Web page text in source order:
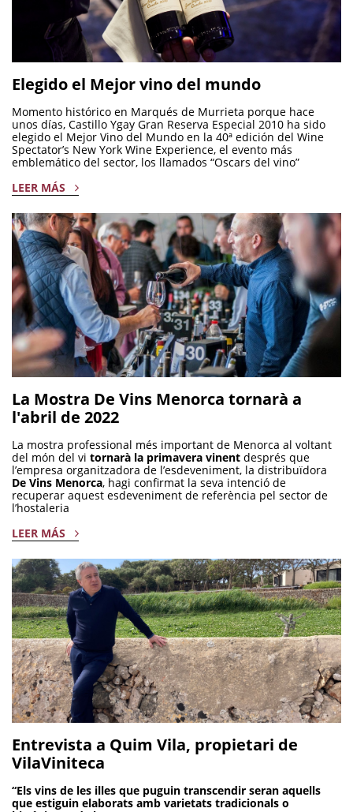
Elegido el Mejor vino del mundo
Momento histórico en Marqués de Murrieta porque hace
unos días, Castillo Ygay Gran Reserva Especial 2010 ha sido
elegido el Mejor Vino del Mundo en la 40ª edición del Wine
Spectator’s New York Wine Experience, el evento más
emblemático del sector, los llamados “Oscars del vino”
LEER MÁS
La Mostra De Vins Menorca tornarà a
l'abril de 2022
La mostra professional més important de Menorca al voltant
del món del vi tornarà la primavera vinent després que
l’empresa organitzadora de l’esdeveniment, la distribuïdora
De Vins Menorca, hagi confirmat la seva intenció de
recuperar aquest esdeveniment de referència pel sector de
l’hostaleria
LEER MÁS
Entrevista a Quim Vila, propietari de
VilaViniteca
“Els vins de les illes que puguin transcendir seran aquells
que estiguin elaborats amb varietats tradicionals o